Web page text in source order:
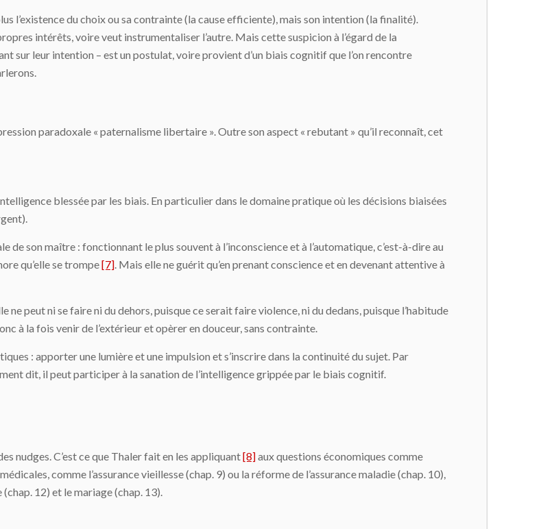
l’existence du choix ou sa contrainte (la cause efficiente), mais son intention (la finalité).
intérêts, voire veut instrumentaliser l’autre. Mais cette suspicion à l’égard de la
sur leur intention – est un postulat, voire provient d’un biais cognitif que l’on rencontre
paradoxale « paternalisme libertaire ». Outre son aspect « rebutant » qu’il reconnaît, cet
blessée par les biais. En particulier dans le domaine pratique où les décisions biaisées
son maître : fonctionnant le plus souvent à l’inconscience et à l’automatique, c’est-à-dire au
qu’elle se trompe[7]. Mais elle ne guérit qu’en prenant conscience et en devenant attentive à
ne peut ni se faire ni du dehors, puisque ce serait faire violence, ni du dedans, puisque l’habitude
à la fois venir de l’extérieur et opèrer en douceur, sans contrainte.
: apporter une lumière et une impulsion et s’inscrire dans la continuité du sujet. Par
dit, il peut participer à la sanation de l’intelligence grippée par le biais cognitif.
nudges. C’est ce que Thaler fait en les appliquant[8]aux questions économiques comme
comme l’assurance vieillesse (chap. 9) ou la réforme de l’assurance maladie (chap. 10),
12) et le mariage (chap. 13).